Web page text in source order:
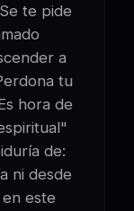
te pide
a
tu
hora de
de:
ni desde
este